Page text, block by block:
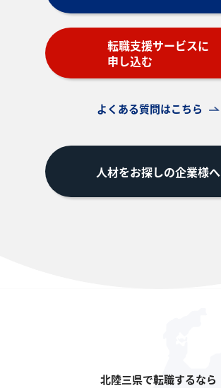
転職支援サービスに
申し込む
よくある質問はこちら
人材をお探しの企業様へ
北陸三県で転職するなら